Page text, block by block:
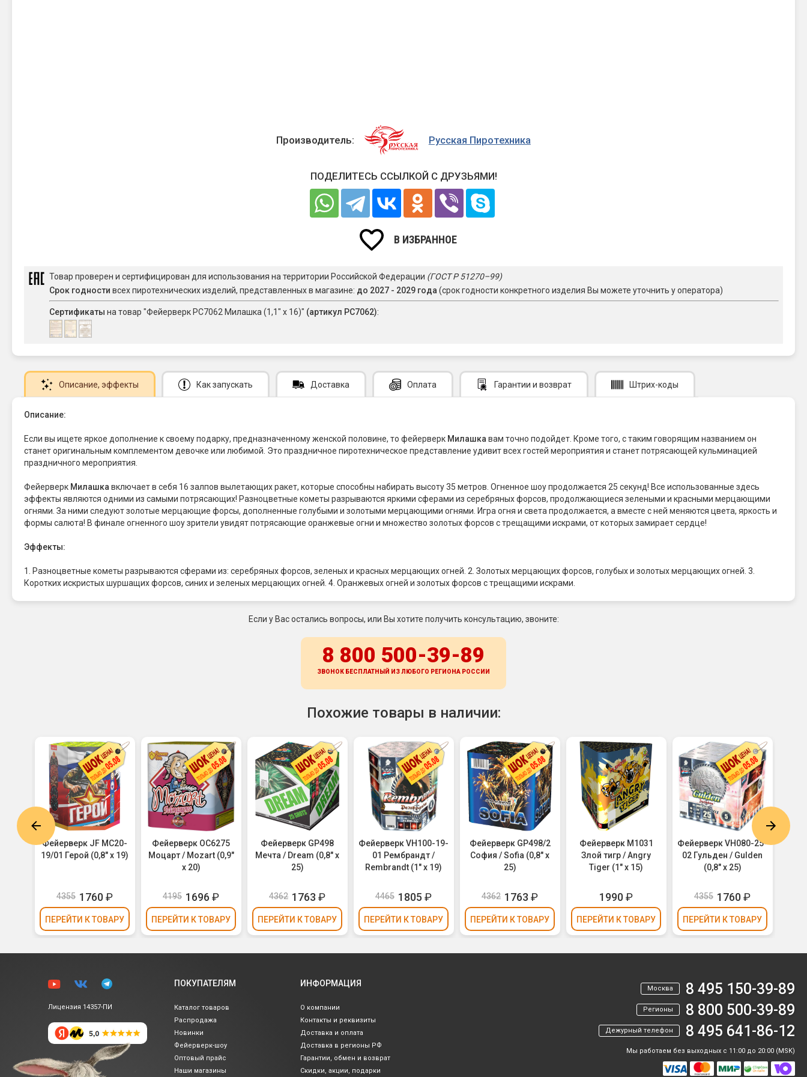
Производитель: Русская Пиротехника
ПОДЕЛИТЕСЬ ССЫЛКОЙ С ДРУЗЬЯМИ!
В ИЗБРАННОЕ
Товар проверен и сертифицирован для использования на территории Российской Федерации (ГОСТ Р 51270–99)
Срок годности всех пиротехнических изделий, представленных в магазине: до 2027 - 2029 года (срок годности конкретного изделия Вы можете уточнить у оператора)
Сертификаты на товар "Фейерверк РС7062 Милашка (1,1" х 16)" (артикул РС7062):
Описание, эффекты Как запускать Доставка Оплата Гарантии и возврат Штрих-коды
Описание:
Если вы ищете яркое дополнение к своему подарку, предназначенному женской половине, то фейерверк Милашка вам точно подойдет. Кроме того, с таким говорящим названием он
станет оригинальным комплементом девочке или любимой. Это праздничное пиротехническое представление удивит всех гостей мероприятия и станет потрясающей кульминацией
праздничного мероприятия.
Фейерверк Милашка включает в себя 16 залпов вылетающих ракет, которые способны набирать высоту 35 метров. Огненное шоу продолжается 25 секунд! Все использованные здесь
эффекты являются одними из самыми потрясающих! Разноцветные кометы разрываются яркими сферами из серебряных форсов, продолжающиеся зелеными и красными мерцающими
огнями. За ними следуют золотые мерцающие форсы, дополненные голубыми и золотыми мерцающими огнями. Игра огня и света продолжается, а вместе с ней меняются цвета, яркость и
формы салюта! В финале огненного шоу зрители увидят потрясающие оранжевые огни и множество золотых форсов с трещащими искрами, от которых замирает сердце!
Эффекты:
1. Разноцветные кометы разрываются сферами из: серебряных форсов, зеленых и красных мерцающих огней. 2. Золотых мерцающих форсов, голубых и золотых мерцающих огней. 3.
Коротких искристых шуршащих форсов, синих и зеленых мерцающих огней. 4. Оранжевых огней и золотых форсов с трещащими искрами.
Если у Вас остались вопросы, или Вы хотите получить консультацию, звоните:
8 800 500-39-89
ЗВОНОК БЕСПЛАТНЫЙ ИЗ ЛЮБОГО РЕГИОНА РОССИИ
Похожие товары в наличии:
Фейерверк JF MC20-
19/01 Герой (0,8" х 19)
4355 1760₽
ПЕРЕЙТИ К ТОВАРУ
Фейерверк ОС6275
Моцарт / Mozart (0,9"
х 20)
4195 1696 ₽
ПЕРЕЙТИ К ТОВАРУ
Фейерверк GP498
Мечта / Dream (0,8" х
25)
4362 1763 ₽
ПЕРЕЙТИ К ТОВАРУ
Фейерверк VH100-19-
01 Рембрандт /
Rembrandt (1" х 19)
4465 1805 ₽
ПЕРЕЙТИ К ТОВАРУ
Фейерверк GP498/2
София / Sofia (0,8" х
25)
4362 1763 ₽
ПЕРЕЙТИ К ТОВАРУ
Фейерверк M1031
Злой тигр / Angry
Tiger (1" х 15)
1990₽
ПЕРЕЙТИ К ТОВАРУ
Фейерверк VH080-25-
02 Гульден / Gulden
(0,8" х 25)
4355 1760₽
ПЕРЕЙТИ К ТОВАРУ
Лицензия 14357-ПИ
ПОКУПАТЕЛЯМ
Каталог товаров
Распродажа
Новинки
Фейерверк-шоу
Оптовый прайс
Наши магазины
ИНФОРМАЦИЯ
О компании
Контакты и реквизиты
Доставка и оплата
Доставка в регионы РФ
Гарантии, обмен и возврат
Скидки, акции, подарки
Москва 8 495 150-39-89
Регионы 8 800 500-39-89
Дежурный телефон 8 495 641-86-12
Мы работаем без выходных с 11:00 до 20:00 (MSK)